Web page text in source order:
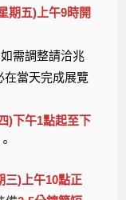
期五)上午9時開
需調整請洽兆
在當天完成展覽
)下午1點起至下
三)上午10點正